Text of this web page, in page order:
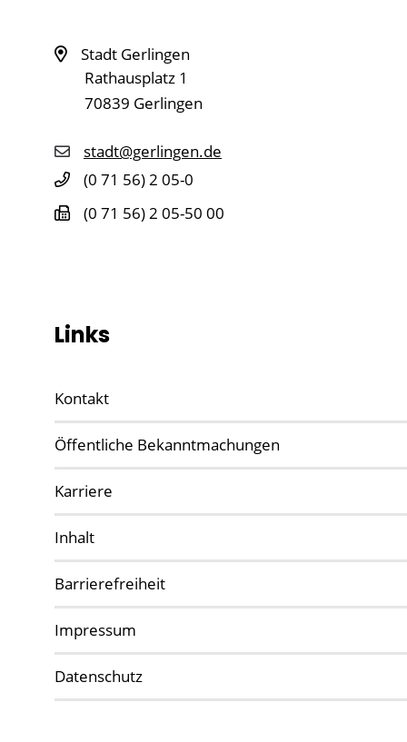
Stadt Gerlingen
Rathausplatz 1
70839 Gerlingen
stadt@gerlingen.de
(0 71 56) 2 05-0
(0 71 56) 2 05-50 00
Links
Kontakt
Öffentliche Bekanntmachungen
Karriere
Inhalt
Barrierefreiheit
Impressum
Datenschutz